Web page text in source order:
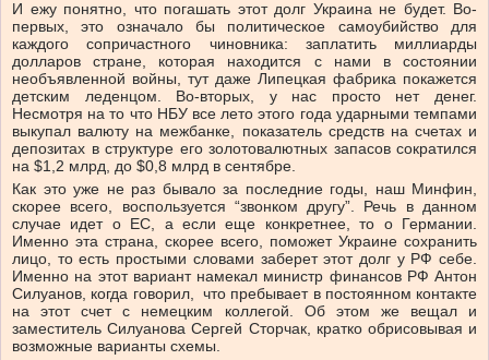
И ежу понятно, что погашать этот долг Украина не будет. Во-
первых, это означало бы политическое самоубийство для
каждого сопричастного чиновника: заплатить миллиарды
долларов стране, которая находится с нами в состоянии
необъявленной войны, тут даже Липецкая фабрика покажется
детским леденцом. Во-вторых, у нас просто нет денег.
Несмотря на то что НБУ все лето этого года ударными темпами
выкупал валюту на межбанке, показатель средств на счетах и
депозитах в структуре его золотовалютных запасов сократился
на $1,2 млрд, до $0,8 млрд в сентябре.
Как это уже не раз бывало за последние годы, наш Минфин,
скорее всего, воспользуется “звонком другу”. Речь в данном
случае идет о ЕС, а если еще конкретнее, то о Германии.
Именно эта страна, скорее всего, поможет Украине сохранить
лицо, то есть простыми словами заберет этот долг у РФ себе.
Именно на этот вариант намекал министр финансов РФ Антон
Силуанов, когда говорил, что пребывает в постоянном контакте
на этот счет с немецким коллегой. Об этом же вещал и
заместитель Силуанова Сергей Сторчак, кратко обрисовывая и
возможные варианты схемы.